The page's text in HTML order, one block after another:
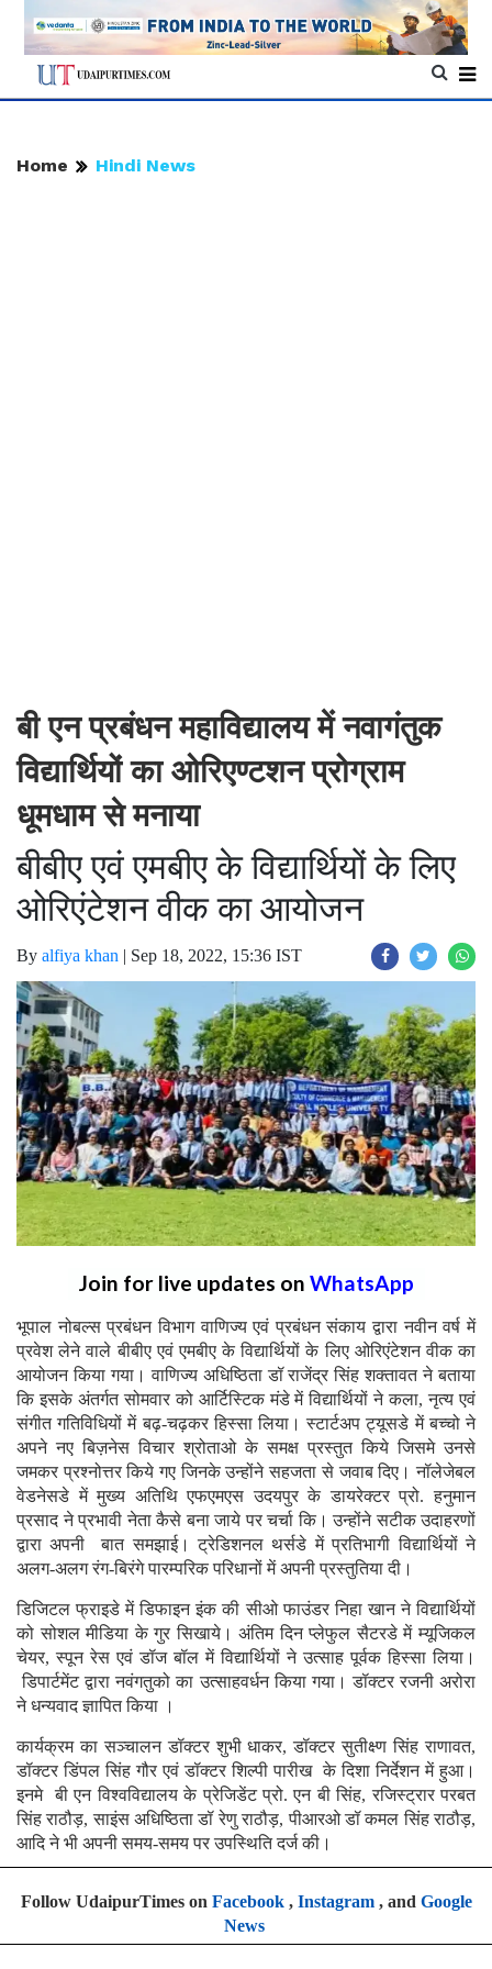
Home Hindi News
बी एन प्रबंधन महाविद्यालय में नवागंतुक
विद्यार्थियों का ओरिएण्टशन प्रोग्राम
धूमधाम से मनाया
बीबीए एवं एमबीए के विद्यार्थियों के लिए
ओरिएंटेशन वीक का आयोजन
By alfiya khan | Sep 18, 2022, 15:36 IST
Join for live updates on WhatsApp
भूपाल नोबल्स प्रबंधन विभाग वाणिज्य एवं प्रबंधन संकाय द्वारा नवीन वर्ष में
प्रवेश लेने वाले बीबीए एवं एमबीए के विद्यार्थियों के लिए ओरिएंटेशन वीक का
आयोजन किया गया। वाणिज्य अधिष्ठिता डॉ राजेंद्र सिंह शक्तावत ने बताया
कि इसके अंतर्गत सोमवार को आर्टिस्टिक मंडे में विद्यार्थियों ने कला, नृत्य एवं
संगीत गतिविधियों में बढ़-चढ़कर हिस्सा लिया। स्टार्टअप ट्यूसडे में बच्चो ने
अपने नए बिज़नेस विचार श्रोताओ के समक्ष प्रस्तुत किये जिसमे उनसे
जमकर प्रश्नोत्तर किये गए जिनके उन्होंने सहजता से जवाब दिए। नॉलेजेबल
वेडनेसडे में मुख्य अतिथि एफएमएस उदयपुर के डायरेक्टर प्रो. हनुमान
प्रसाद ने प्रभावी नेता कैसे बना जाये पर चर्चा कि। उन्होंने सटीक उदाहरणों
द्वारा अपनी बात समझाई। ट्रेडिशनल थर्सडे में प्रतिभागी विद्यार्थियों ने
अलग-अलग रंग-बिरंगे पारम्परिक परिधानों में अपनी प्रस्तुतिया दी।
डिजिटल फ्राइडे में डिफाइन इंक की सीओ फाउंडर निहा खान ने विद्यार्थियों
को सोशल मीडिया के गुर सिखाये। अंतिम दिन प्लेफुल सैटरडे में म्यूजिकल
चेयर, स्पून रेस एवं डॉज बॉल में विद्यार्थियों ने उत्साह पूर्वक हिस्सा लिया।
डिपार्टमेंट द्वारा नवंगतुको का उत्साहवर्धन किया गया। डॉक्टर रजनी अरोरा
ने धन्यवाद ज्ञापित किया ।
कार्यक्रम का सञ्चालन डॉक्टर शुभी धाकर, डॉक्टर सुतीक्ष्ण सिंह राणावत,
डॉक्टर डिंपल सिंह गौर एवं डॉक्टर शिल्पी पारीख के दिशा निर्देशन में हुआ।
इनमे बी एन विश्वविद्यालय के प्रेजिडेंट प्रो. एन बी सिंह, रजिस्ट्रार परबत
सिंह राठौड़, साइंस अधिष्ठिता डॉ रेणु राठौड़, पीआरओ डॉ कमल सिंह राठौड़,
आदि ने भी अपनी समय-समय पर उपस्थिति दर्ज की।
Follow UdaipurTimes on Facebook, Instagram, and Google
News